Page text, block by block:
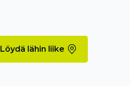
Löydä lähin liike